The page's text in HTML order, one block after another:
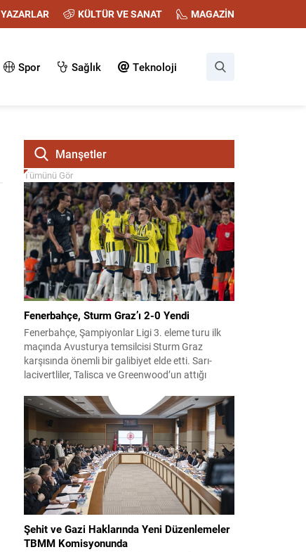
YAZARLAR KÜLTÜR VE SANAT MAGAZİN
Spor Sağlık Teknoloji
Manşetler
Tümünü Gör
Fenerbahçe, Sturm Graz’ı 2-0 Yendi
Fenerbahçe, Şampiyonlar Ligi 3. eleme turu ilk
maçında Avusturya temsilcisi Sturm Graz
karşısında önemli bir galibiyet elde etti. Sarı-
lacivertliler, Talisca ve Greenwood’un attığı
öncesi avantaj sağladı. Karşılaşma sonrası
takım yönetimi mücadeleyi değerlendirdi ve
gelecek planlarına dair bilgi verdi. Futboldan
sorumlu yönetici Cihan Kamer,...
Şehit ve Gazi Haklarında Yeni Düzenlemeler
TBMM Komisyonunda